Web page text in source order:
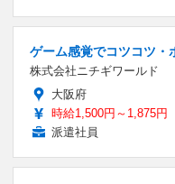
ゲーム感覚でコツコツ・
株式会社ニチギワールド
大阪府
時給1,500円～1,875円
派遣社員